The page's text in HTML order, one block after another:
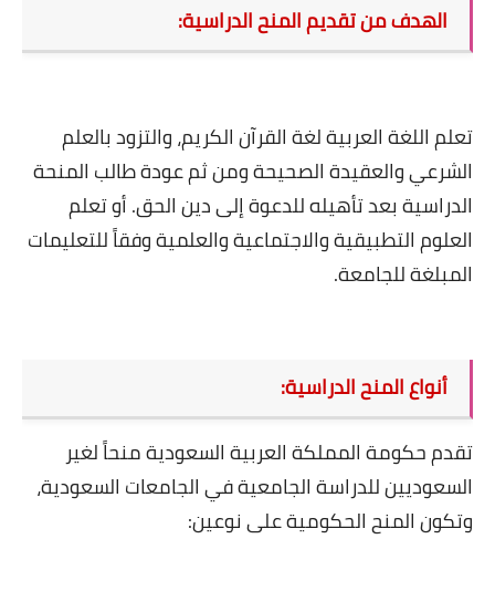
الهدف من تقديم المنح الدراسية:
تعلم اللغة العربية لغة القرآن الكريم، والتزود بالعلم
الشرعي والعقيدة الصحيحة ومن ثم عودة طالب المنحة
الدراسية بعد تأهيله للدعوة إلى دين الحق. أو تعلم
العلوم التطبيقية والاجتماعية والعلمية وفقاً للتعليمات
المبلغة للجامعة.
أنواع المنح الدراسية:
تقدم حكومة المملكة العربية السعودية منحاً لغير
السعوديين للدراسة الجامعية في الجامعات السعودية،
وتكون المنح الحكومية على نوعين: